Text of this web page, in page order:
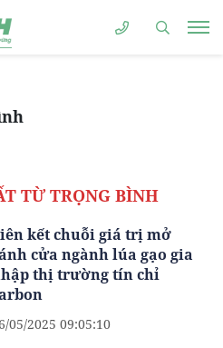
TỪ TRỌNG BÌNH
kết chuỗi giá trị mở
cửa ngành lúa gạo gia
thị trường tín chỉ
05/2025 09:05:10